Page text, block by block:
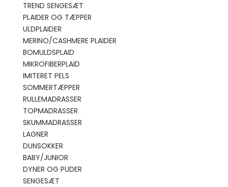
TREND SENGESÆT
PLAIDER OG TÆPPER
ULDPLAIDER
MERINO/CASHMERE PLAIDER
BOMULDSPLAID
MIKROFIBERPLAID
IMITERET PELS
SOMMERTÆPPER
RULLEMADRASSER
TOPMADRASSER
SKUMMADRASSER
LAGNER
DUNSOKKER
BABY/JUNIOR
DYNER OG PUDER
SENGESÆT